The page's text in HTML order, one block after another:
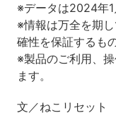
※データは2024年1
※情報は万全を期
確性を保証するも
※製品のご利用、
ます。
文／ねこリセット